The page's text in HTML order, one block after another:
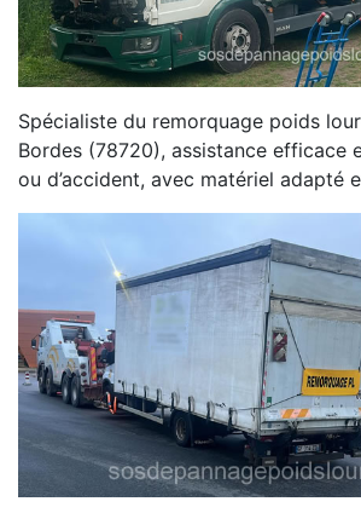
Spécialiste du remorquage poids
Bordes (78720), assistance efficace
ou d’accident, avec matériel adapté